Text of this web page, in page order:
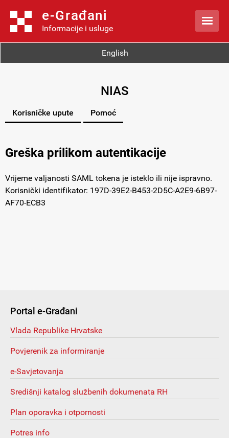
e-Građani
Informacije i usluge 
English
NIAS
Korisničke upute Pomoć
Greška prilikom autentikacije
Vrijeme valjanosti SAML tokena je isteklo ili nije ispravno.
Korisnički identifikator: 197D-39E2-B453-2D5C-A2E9-6B97-
AF70-ECB3
Portal e-Građani
Vlada Republike Hrvatske
Povjerenik za informiranje
e-Savjetovanja
Središnji katalog službenih dokumenata RH
Plan oporavka i otpornosti
Potres info